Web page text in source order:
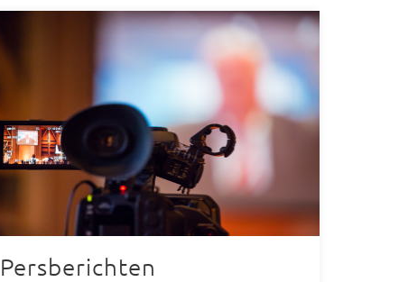
Persberichten